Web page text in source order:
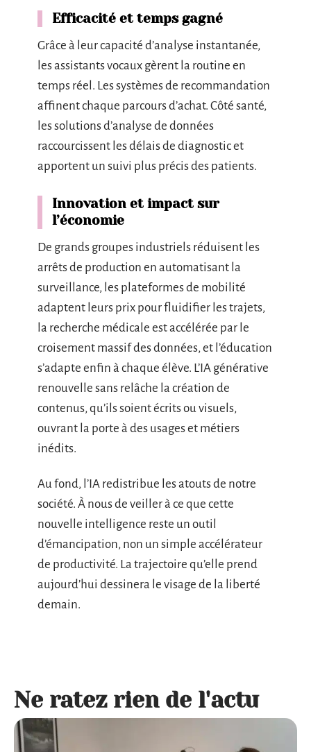
Efficacité et temps gagné
Grâce à leur capacité d’analyse instantanée,
les assistants vocaux gèrent la routine en
temps réel. Les systèmes de recommandation
affinent chaque parcours d’achat. Côté santé,
les solutions d’analyse de données
raccourcissent les délais de diagnostic et
apportent un suivi plus précis des patients.
Innovation et impact sur
l’économie
De grands groupes industriels réduisent les
arrêts de production en automatisant la
surveillance, les plateformes de mobilité
adaptent leurs prix pour fluidifier les trajets,
la recherche médicale est accélérée par le
croisement massif des données, et l’éducation
s’adapte enfin à chaque élève. L’IA générative
renouvelle sans relâche la création de
contenus, qu’ils soient écrits ou visuels,
ouvrant la porte à des usages et métiers
inédits.
Au fond, l’IA redistribue les atouts de notre
société. À nous de veiller à ce que cette
nouvelle intelligence reste un outil
d’émancipation, non un simple accélérateur
de productivité. La trajectoire qu’elle prend
aujourd’hui dessinera le visage de la liberté
demain.
Ne ratez rien de l'actu